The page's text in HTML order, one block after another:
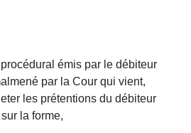
émis par le débiteur
par la Cour qui vient,
les prétentions du débiteur
la forme,